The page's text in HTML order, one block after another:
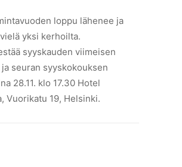
loppu lähenee ja
yksi kerhoilta.
syyskauden viimeisen
seuran syyskokouksen
28.11. klo 17.30 Hotel
Vuorikatu 19, Helsinki.